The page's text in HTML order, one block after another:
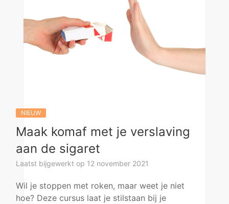
NIEUW
Maak komaf met je verslaving
aan de sigaret
Laatst bijgewerkt op 12 november 2021
Wil je stoppen met roken, maar weet je niet
hoe? Deze cursus laat je stilstaan bij je